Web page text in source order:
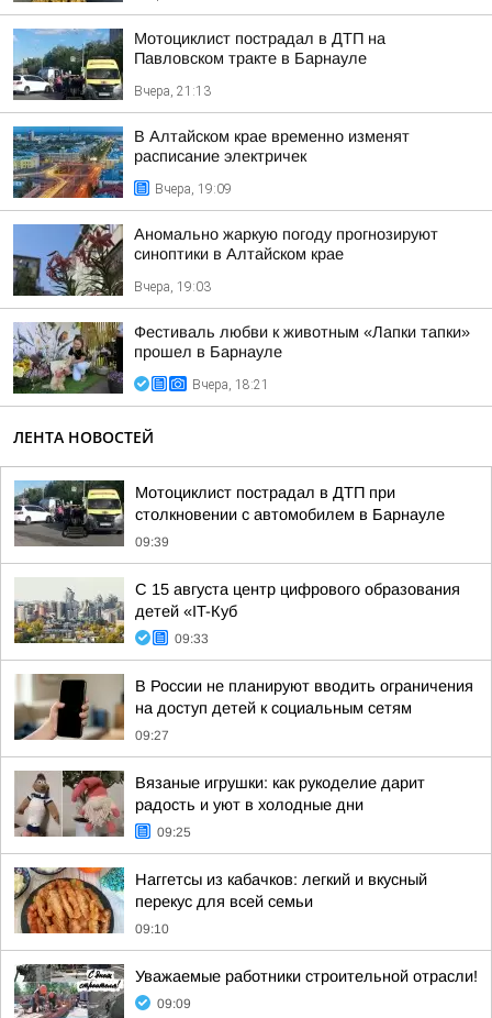
Мотоциклист пострадал в ДТП на
Павловском тракте в Барнауле
Вчера, 21:13
В Алтайском крае временно изменят
расписание электричек
Вчера, 19:09
Аномально жаркую погоду прогнозируют
синоптики в Алтайском крае
Вчера, 19:03
Фестиваль любви к животным «Лапки тапки»
прошел в Барнауле
Вчера, 18:21
ЛЕНТА НОВОСТЕЙ
Мотоциклист пострадал в ДТП при
столкновении с автомобилем в Барнауле
09:39
С 15 августа центр цифрового образования
детей «IT-Куб
09:33
В России не планируют вводить ограничения
на доступ детей к социальным сетям
09:27
Вязаные игрушки: как рукоделие дарит
радость и уют в холодные дни
09:25
Наггетсы из кабачков: легкий и вкусный
перекус для всей семьи
09:10
Уважаемые работники строительной отрасли!
09:09